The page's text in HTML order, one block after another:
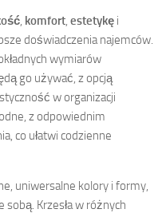
komfort estetykę i
doświadczenia najemców.
wymiarów
go używać, z opcją
w organizacji
z odpowiednim
co ułatwi codzienne
uniwersalne kolory i formy,
Krzesła w różnych